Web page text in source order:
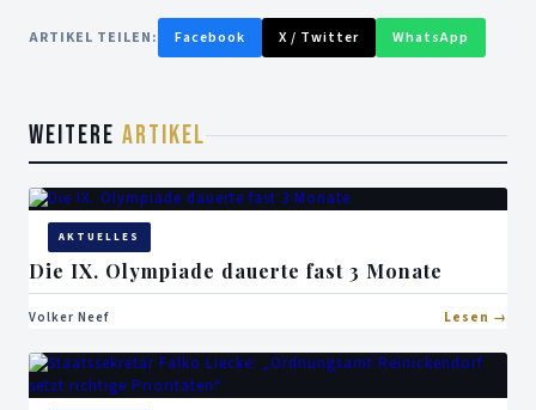
ARTIKEL TEILEN: Facebook X / Twitter WhatsApp
WEITERE ARTIKEL
AKTUELLES
Die IX. Olympiade dauerte fast 3 Monate
Volker Neef Lesen